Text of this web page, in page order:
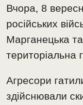
Вчора, 8
російських
Марганецька
територіальна
Агресори
здійснювали